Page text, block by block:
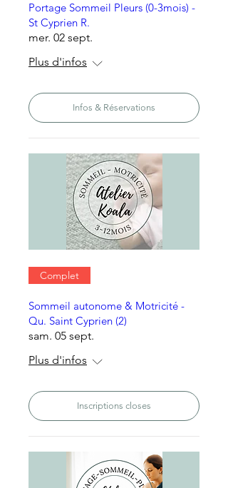
Portage Sommeil Pleurs (0-3mois) -
St Cyprien R.
mer. 02 sept.
Plus d'infos
Infos & Réservations
Complet
Sommeil autonome & Motricité -
Qu. Saint Cyprien (2)
sam. 05 sept.
Plus d'infos
Inscriptions closes